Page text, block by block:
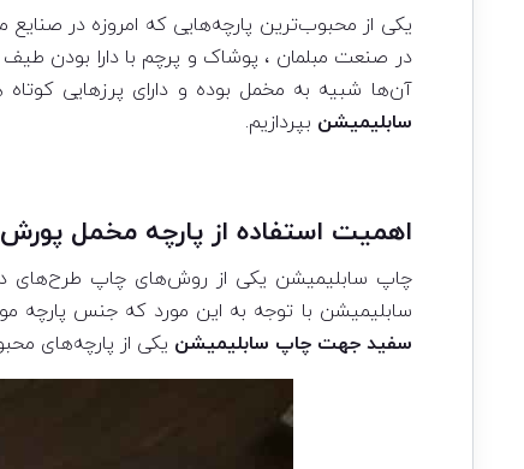
یکی از محبوب‌ترین پارچه‌هایی که امروزه در
در صنعت مبلمان ، پوشاک و پرچم با دارا بودن
آن‌ها شبیه به مخمل بوده و دارای پرزهایی کوتاه
سابلیمیشن بپردازیم.
اهمیت استفاده از پارچه مخمل
چاپ سابلیمیشن یکی از روش‌های چاپ طرح‌های
سابلیمیشن با توجه به این مورد که جنس
سفید جهت چاپ سابلیمیشن یکی از پارچه‌های